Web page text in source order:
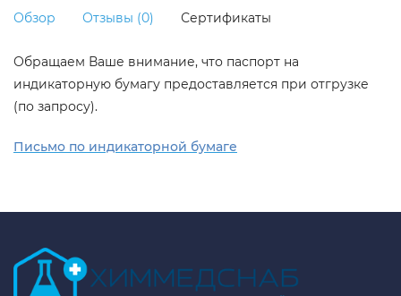
Обзор Отзывы (0) Сертификаты
Обращаем Ваше внимание, что паспорт на
индикаторную бумагу предоставляется при отгрузке
(по запросу).
Письмо по индикаторной бумаге